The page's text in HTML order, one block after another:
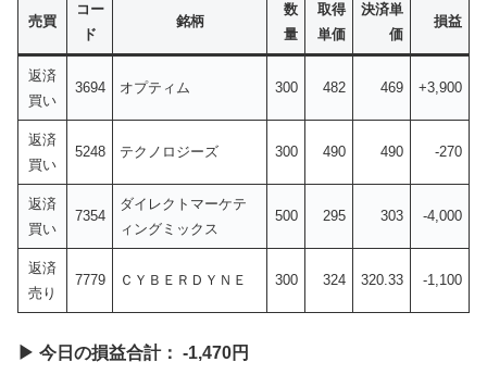
売買
コー
ド
銘柄
数
量
取得
単価
決済単
価
損益
返済
買い
3694 オプティム 300 482 469 +3,900
返済
買い
5248 テクノロジーズ 300 490 490 -270
返済
買い
7354
ダイレクトマーケテ
ィングミックス
500 295 303 -4,000
返済
売り
7779 ＣＹＢＥＲＤＹＮＥ 300 324 320.33 -1,100
▶ 今日の損益合計： -1,470円